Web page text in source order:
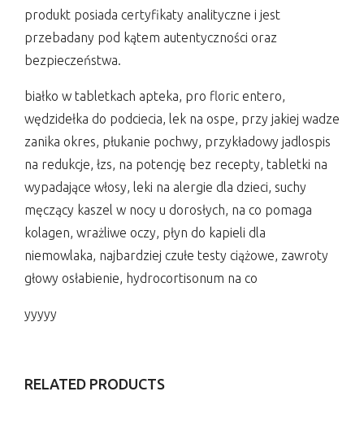
produkt posiada certyfikaty analityczne i jest
przebadany pod kątem autentyczności oraz
bezpieczeństwa.
białko w tabletkach apteka, pro floric entero,
wędzidełka do podciecia, lek na ospe, przy jakiej wadze
zanika okres, płukanie pochwy, przykładowy jadlospis
na redukcje, łzs, na potencję bez recepty, tabletki na
wypadające włosy, leki na alergie dla dzieci, suchy
męczący kaszel w nocy u dorosłych, na co pomaga
kolagen, wrażliwe oczy, płyn do kapieli dla
niemowlaka, najbardziej czułe testy ciążowe, zawroty
głowy osłabienie, hydrocortisonum na co
yyyyy
RELATED PRODUCTS